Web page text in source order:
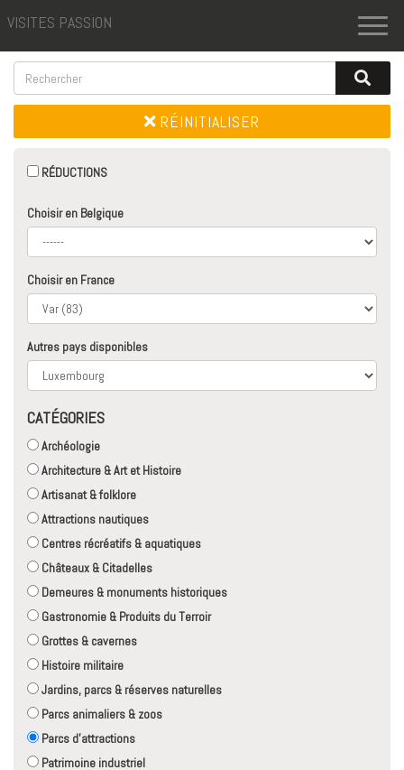
VISITES PASSION
RÉINITIALISER
RÉDUCTIONS
Choisir en Belgique
Choisir en France
Autres pays disponibles
CATÉGORIES
Archéologie
Architecture & Art et Histoire
Artisanat & folklore
Attractions nautiques
Centres récréatifs & aquatiques
Châteaux & Citadelles
Demeures & monuments historiques
Gastronomie & Produits du Terroir
Grottes & cavernes
Histoire militaire
Jardins, parcs & réserves naturelles
Parcs animaliers & zoos
Parcs d'attractions
Patrimoine industriel